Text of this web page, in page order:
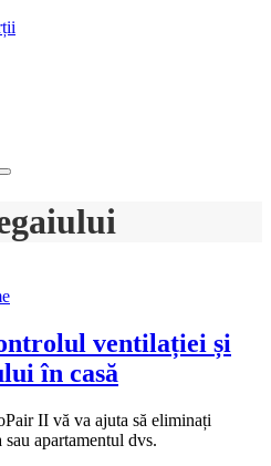
ventilației și
în casă
II vă va ajuta să eliminați
apartamentul dvs.